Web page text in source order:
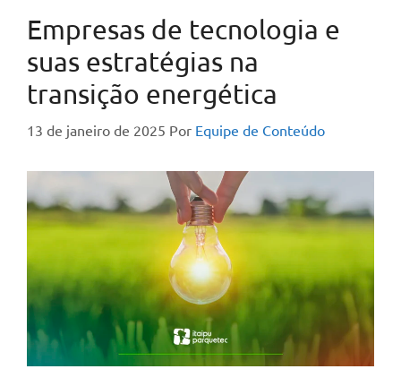
Empresas de tecnologia e
suas estratégias na
transição energética
13 de janeiro de 2025 Por Equipe de Conteúdo